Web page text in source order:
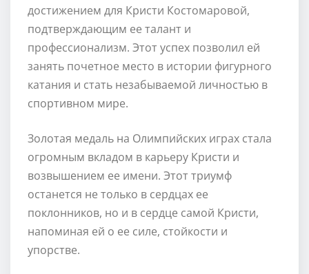
достижением для Кристи Костомаровой,
подтверждающим ее талант и
профессионализм. Этот успех позволил ей
занять почетное место в истории фигурного
катания и стать незабываемой личностью в
спортивном мире.
Золотая медаль на Олимпийских играх стала
огромным вкладом в карьеру Кристи и
возвышением ее имени. Этот триумф
останется не только в сердцах ее
поклонников, но и в сердце самой Кристи,
напоминая ей о ее силе, стойкости и
упорстве.